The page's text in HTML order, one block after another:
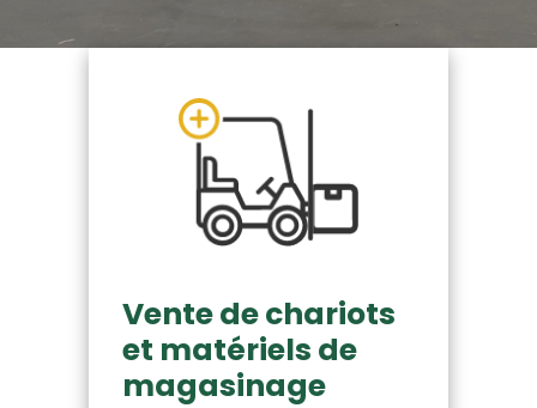
Vente de chariots
et matériels de
magasinage